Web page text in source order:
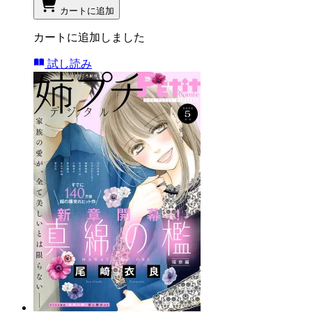
カートに追加
カートに追加しました
試し読み